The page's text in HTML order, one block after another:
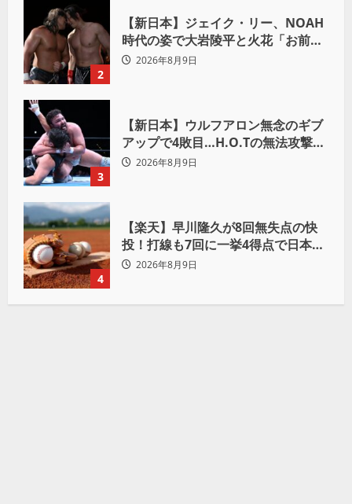
2
【新日本】ジェイク・リー、NOAH
時代の姿で大岩陵平と火花「お前の
おかげで、忘れてたもの思い出した
2026年8月9日
3
【新日本】ウルフアロン無念のギブ
アップで4敗目…H.O.Tの無法攻撃に
屈す「まだまだ俺自身の力はこんな
2026年8月9日
4
【楽天】早川隆久が8回無失点の快
投！打線も7回に一挙4得点で日本ハ
ムを完封
2026年8月9日